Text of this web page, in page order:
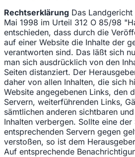
Rechtserklärung Das
Mai 1998 im Urteil 312 O 85/98
entschieden, dass durch die
auf einer Website die Inhalte der
verantworten sind. Das läßt sich
man sich ausdrücklich von den
Seiten distanziert. Der
daher von allen Inhalten, die sich
Website angegebenen Links, den
Servern, weiterführenden Links,
sämtlichen anderen sichtbaren
Inhalten verbergen. Sollte eine der
entsprechenden Servern gegen
verstoßen, so ist dem
Auf entsprechende